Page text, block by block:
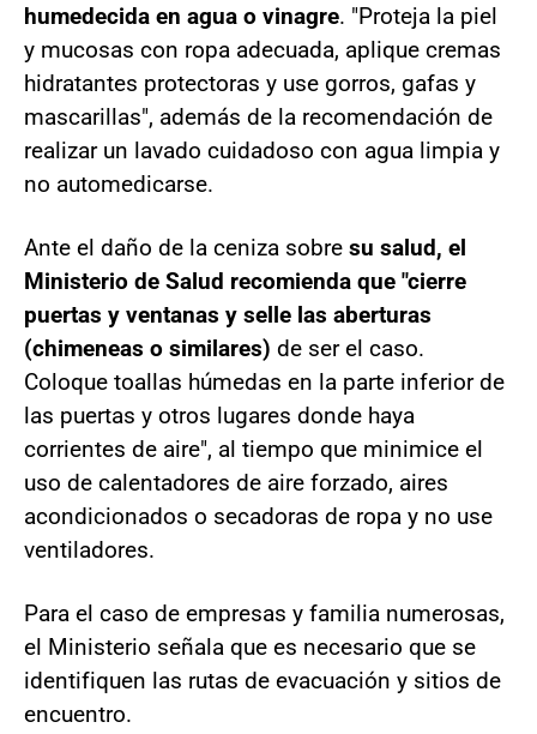
humedecida en agua o vinagre. "Proteja la piel
y mucosas con ropa adecuada, aplique cremas
hidratantes protectoras y use gorros, gafas y
mascarillas", además de la recomendación de
realizar un lavado cuidadoso con agua limpia y
no automedicarse.
Ante el daño de la ceniza sobre su salud, el
Ministerio de Salud recomienda que "cierre
puertas y ventanas y selle las aberturas
(chimeneas o similares) de ser el caso.
Coloque toallas húmedas en la parte inferior de
las puertas y otros lugares donde haya
corrientes de aire", al tiempo que minimice el
uso de calentadores de aire forzado, aires
acondicionados o secadoras de ropa y no use
ventiladores.
Para el caso de empresas y familia numerosas,
el Ministerio señala que es necesario que se
identifiquen las rutas de evacuación y sitios de
encuentro.